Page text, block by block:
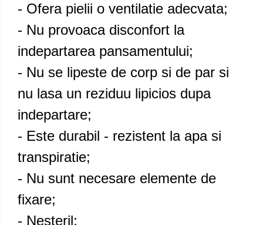
- Ofera pielii o ventilatie adecvata;
- Nu provoaca disconfort la
indepartarea pansamentului;
- Nu se lipeste de corp si de par si
nu lasa un reziduu lipicios dupa
indepartare;
- Este durabil - rezistent la apa si
transpiratie;
- Nu sunt necesare elemente de
fixare;
- Nesteril;